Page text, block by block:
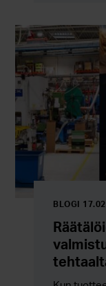
BLOGI